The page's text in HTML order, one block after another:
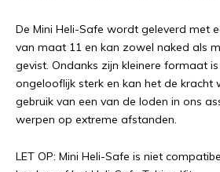
De Mini Heli-Safe wordt geleverd met
van maat 11 en kan zowel naked als
gevist. Ondanks zijn kleinere formaat
ongelooflijk sterk en kan het de kracht
gebruik van een van de loden in ons
werpen op extreme afstanden.
LET OP: Mini Heli-Safe is niet